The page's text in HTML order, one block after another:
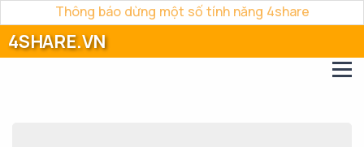
Thông báo dừng một số tính năng 4share
4SHARE.VN